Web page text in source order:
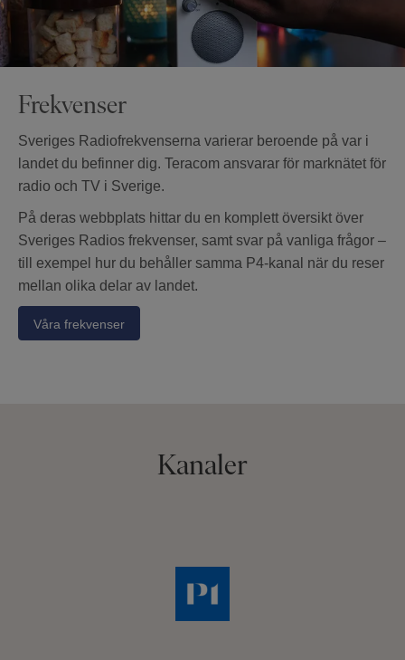
Frekvenser
Sveriges Radiofrekvenserna varierar beroende på var i
landet du befinner dig. Teracom ansvarar för marknätet för
radio och TV i Sverige.
På deras webbplats hittar du en komplett översikt över
Sveriges Radios frekvenser, samt svar på vanliga frågor –
till exempel hur du behåller samma P4-kanal när du reser
mellan olika delar av landet.
Våra frekvenser
Kanaler